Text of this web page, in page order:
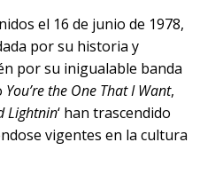
el 16 de junio de 1978,
por su historia y
por su inigualable banda
You’re the One That I Want,
Lightnin‘ han trascendido
vigentes en la cultura